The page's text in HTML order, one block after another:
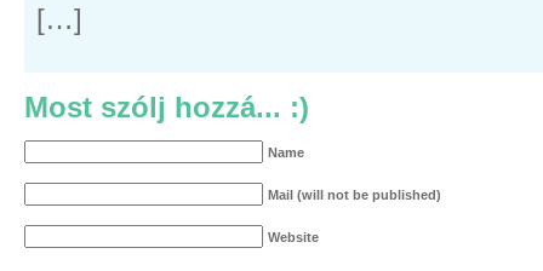
[…]
Most szólj hozzá... :)
Name
Mail (will not be published)
Website